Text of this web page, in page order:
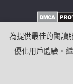
為提供最佳的閱讀
優化用戶體驗。